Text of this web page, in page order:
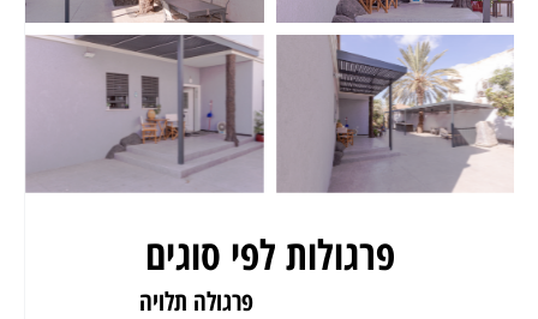
פרגולות לפי סוגים
פרגולה תלויה